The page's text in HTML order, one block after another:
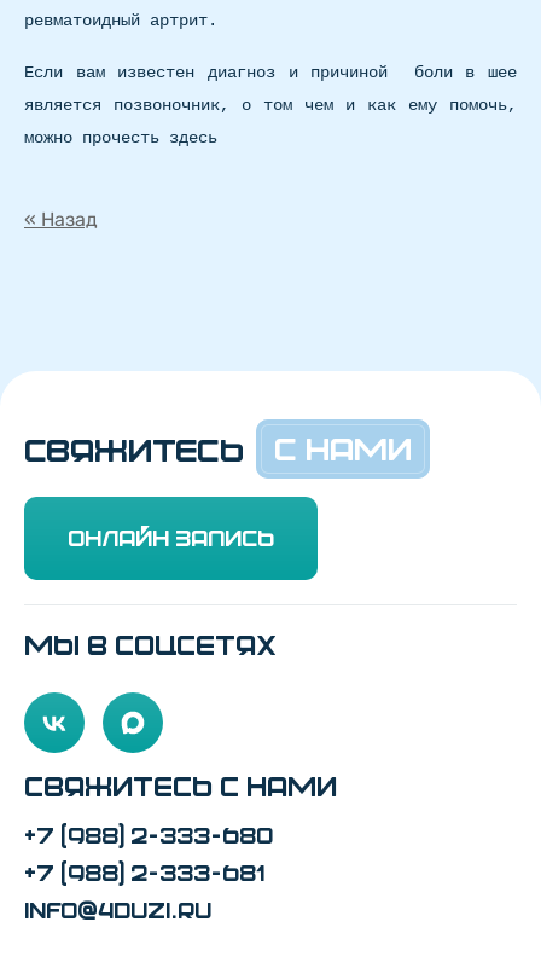
ревматоидный артрит.
Если вам известен диагноз и причиной боли в шее
является позвоночник, о том чем и как ему помочь,
можно прочесть здесь
« Назад
СВЯЖИТЕСЬ С НАМИ
Онлайн запись
Свяжитесь с нами
+7 (988) 2-333-680
+7 (988) 2-333-681
info@4duzi.ru
Мы в соцсетях